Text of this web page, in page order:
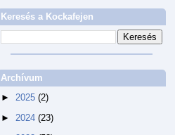
Keresés a Kockafejen
Archívum
► 2025 (2)
► 2024 (23)